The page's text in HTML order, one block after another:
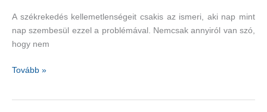
A székrekedés kellemetlenségeit csakis az ismeri, aki nap mint
nap szembesül ezzel a problémával. Nemcsak annyiról van szó,
hogy nem
Bevált
Tovább »